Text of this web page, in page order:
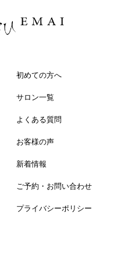
初めての方へ
サロン一覧
よくある質問
お客様の声
新着情報
ご予約・お問い合わせ
プライバシーポリシー